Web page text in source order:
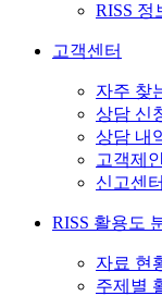
RISS 정
고객센터
자주 찾
상담 신
상담 내
고객제
신고센터
RISS 활용도
자료 현
주제별